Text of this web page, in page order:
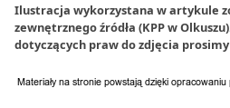
Ilustracja wykorzystana w artykule
zewnętrznego źródła (KPP w
dotyczących praw do zdjęcia